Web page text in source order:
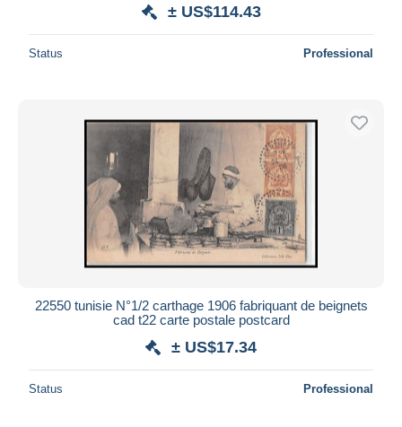
± US$114.43
Status Professional
22550 tunisie N°1/2 carthage 1906 fabriquant de beignets
cad t22 carte postale postcard
± US$17.34
Status Professional